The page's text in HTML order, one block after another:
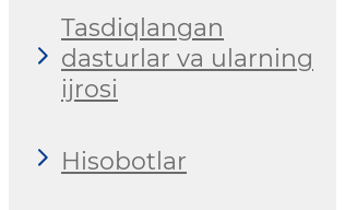
Tasdiqlangan
dasturlar va ularning
ijrosi
Hisobotlar